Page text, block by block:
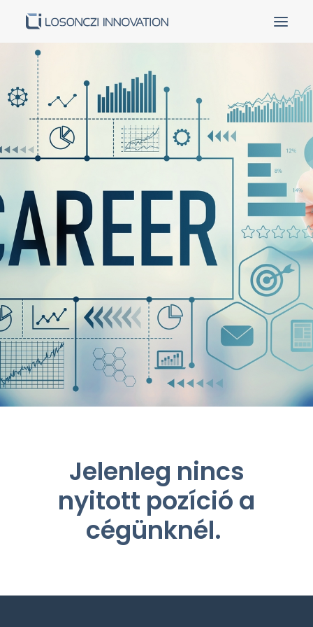
Kezdőoldal
Rólunk
Termékek és szolgáltatások
Partnereink
Kapcsolat
Karrier
Tanusítványok
Pályázatok
Jelenleg nincs
nyitott pozíció a
cégünknél.